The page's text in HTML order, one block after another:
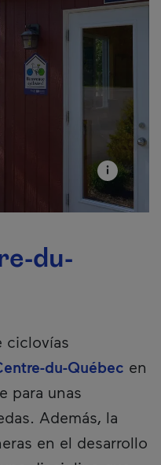
du-
ciclovías
du-Québec en
para unas
Además, la
en el desarrollo